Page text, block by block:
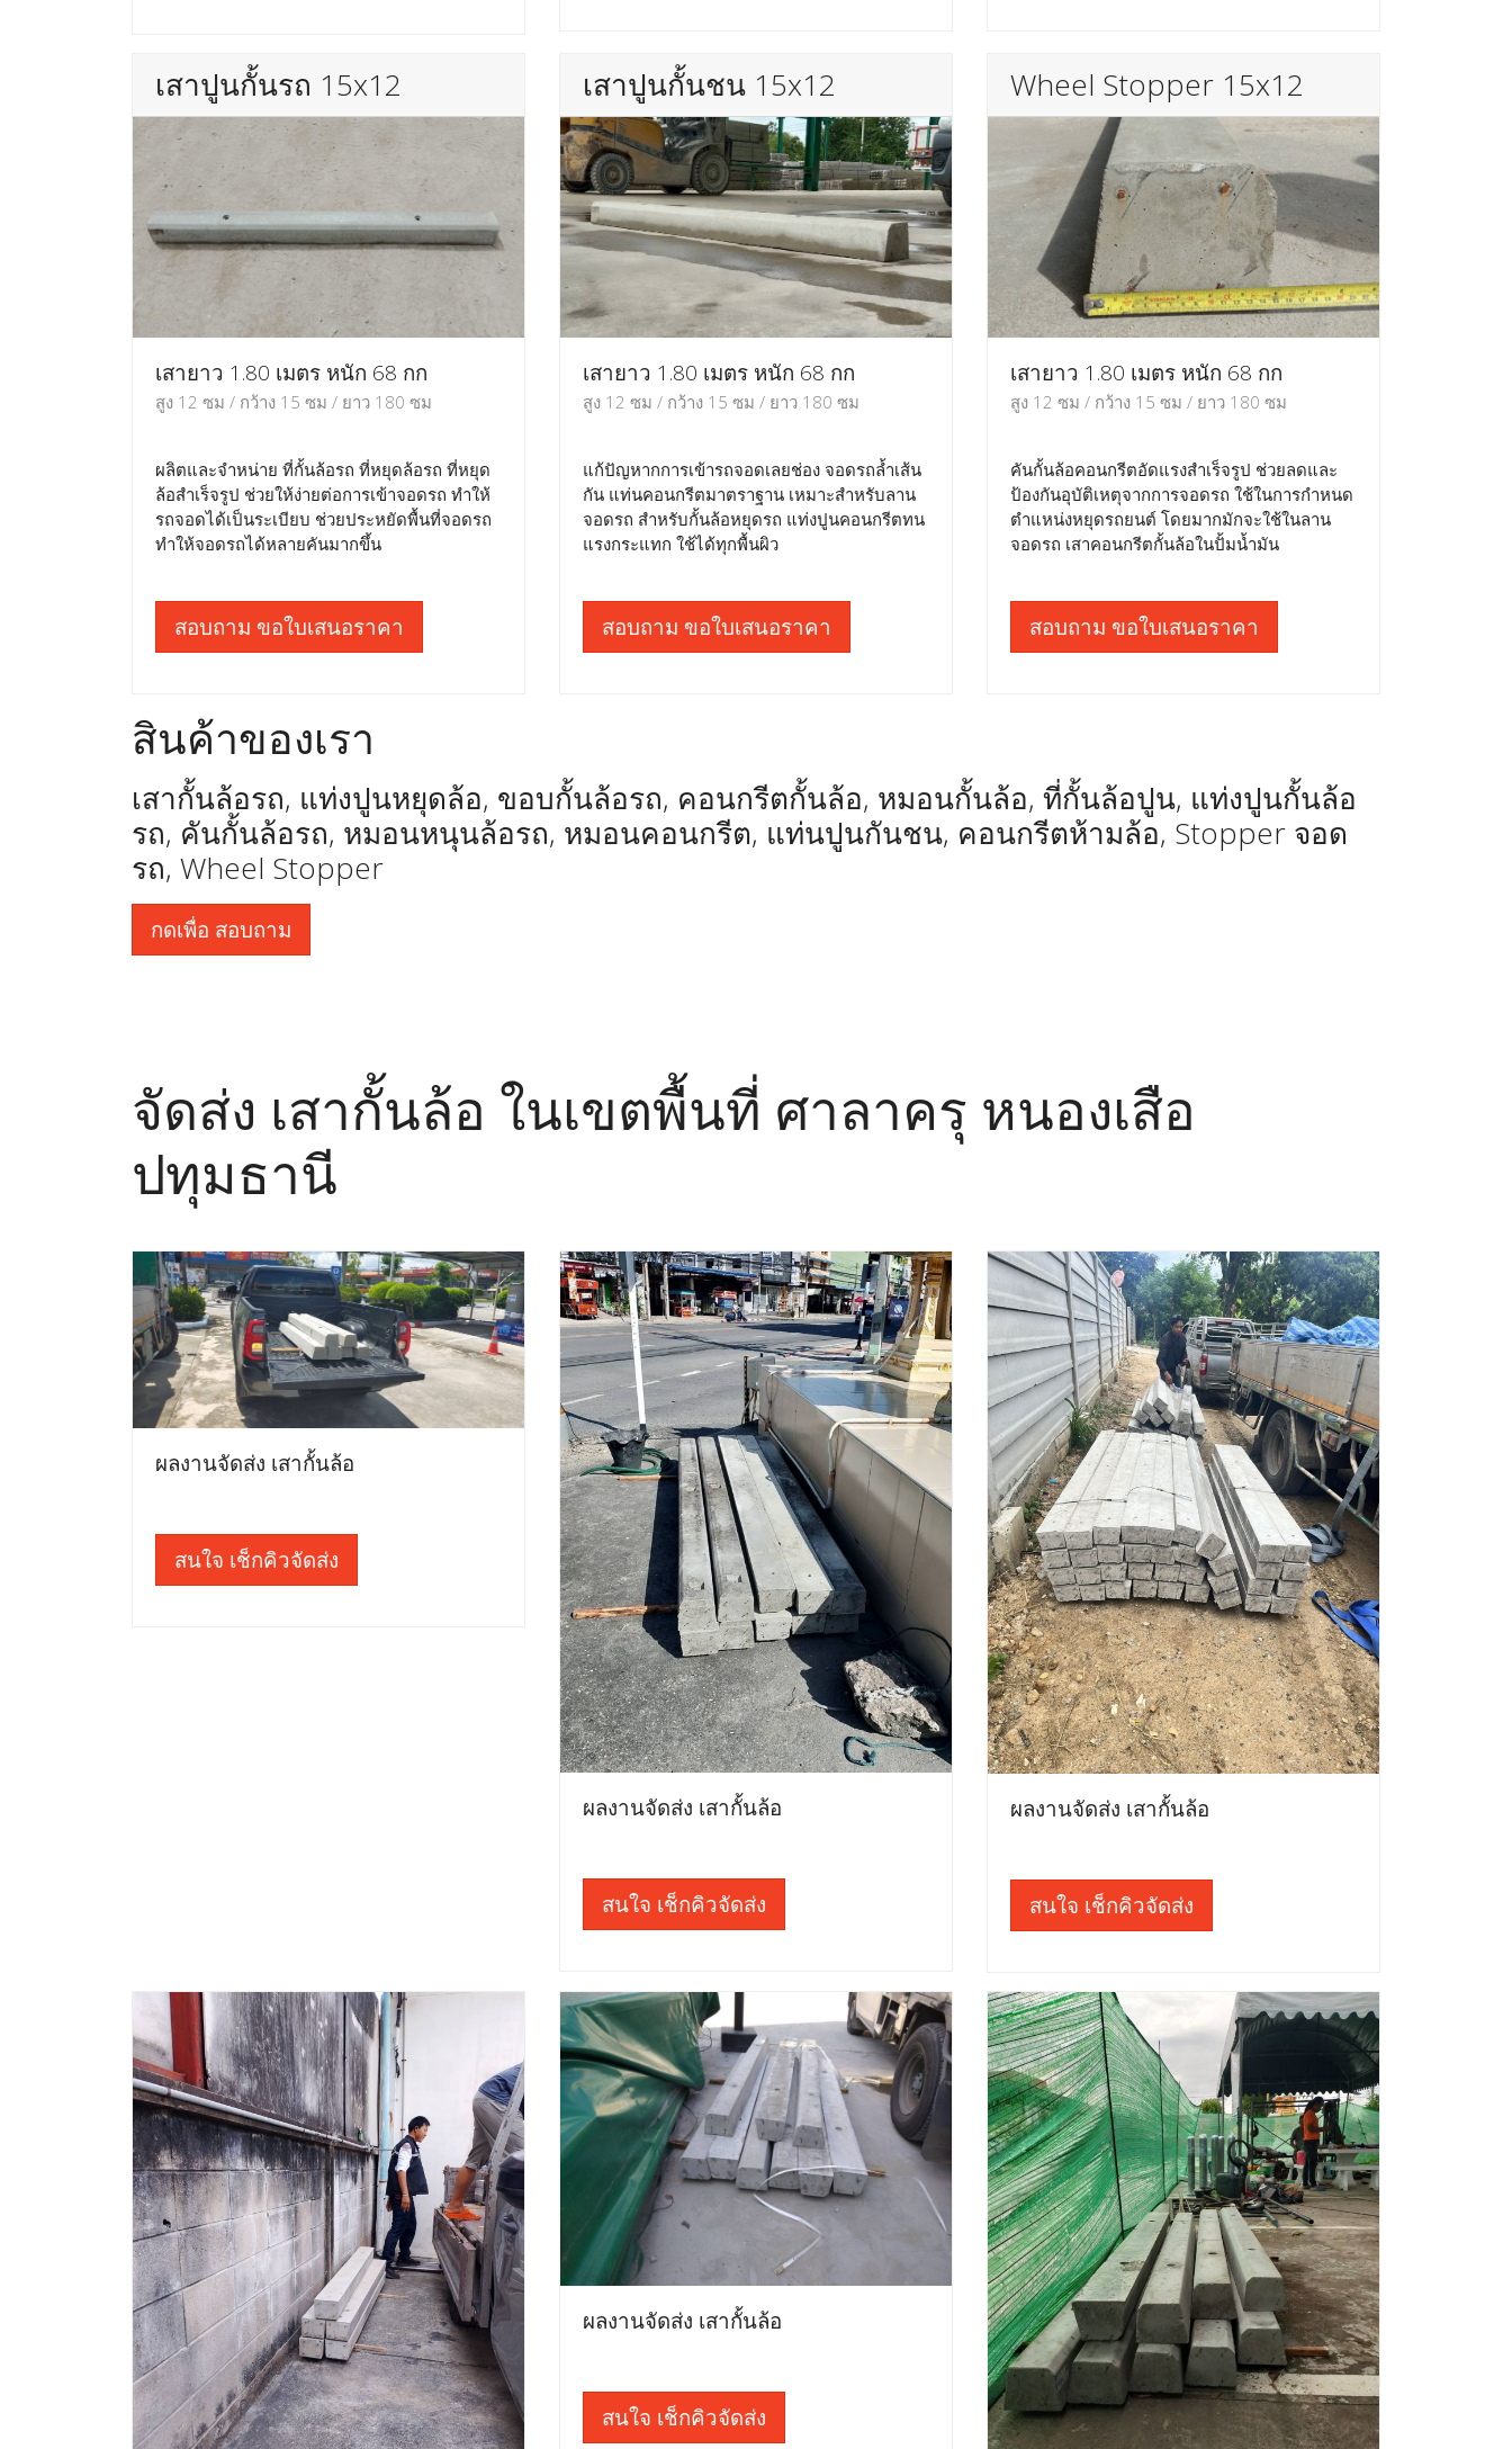
เสาปูนกั้นรถ 15x12
เสายาว 1.80 เมตร หนัก 68 กก
สูง 12 ซม / กว้าง 15 ซม / ยาว 180 ซม
ผลิตและจำหน่าย ที่กั้นล้อรถ ที่หยุดล้อรถ ที่หยุด
ล้อสำเร็จรูป ช่วยให้ง่ายต่อการเข้าจอดรถ ทำให้
รถจอดได้เป็นระเบียบ ช่วยประหยัดพื้นที่จอดรถ
ทำให้จอดรถได้หลายคันมากขึ้น
สอบถาม ขอใบเสนอราคา
เสาปูนกั้นชน 15x12
เสายาว 1.80 เมตร หนัก 68 กก
สูง 12 ซม / กว้าง 15 ซม / ยาว 180 ซม
แก้ปัญหากการเข้ารถจอดเลยช่อง จอดรถล้ำเส้น
กัน แท่นคอนกรีตมาตราฐาน เหมาะสำหรับลาน
จอดรถ สำหรับกั้นล้อหยุดรถ แท่งปูนคอนกรีตทน
แรงกระแทก ใช้ได้ทุกพื้นผิว
สอบถาม ขอใบเสนอราคา
Wheel Stopper 15x12
เสายาว 1.80 เมตร หนัก 68 กก
สูง 12 ซม / กว้าง 15 ซม / ยาว 180 ซม
คันกั้นล้อคอนกรีตอัดแรงสำเร็จรูป ช่วยลดและ
ป้องกันอุบัติเหตุจากการจอดรถ ใช้ในการกำหนด
ตำแหน่งหยุดรถยนต์ โดยมากมักจะใช้ในลาน
จอดรถ เสาคอนกรีตกั้นล้อในปั้มน้ำมัน
สอบถาม ขอใบเสนอราคา
สินค้าของเรา
เสากั้นล้อรถ, แท่งปูนหยุดล้อ, ขอบกั้นล้อรถ, คอนกรีตกั้นล้อ, หมอนกั้นล้อ, ที่กั้นล้อปูน, แท่งปูนกั้นล้อ
รถ, คันกั้นล้อรถ, หมอนหนุนล้อรถ, หมอนคอนกรีต, แท่นปูนกันชน, คอนกรีตห้ามล้อ, Stopper จอด
รถ, Wheel Stopper
กดเพื่อ สอบถาม
จัดส่ง เสากั้นล้อ ในเขตพื้นที่ ศาลาครุ หนองเสือ
ปทุมธานี
ผลงานจัดส่ง เสากั้นล้อ
สนใจ เช็กคิวจัดส่ง
ผลงานจัดส่ง เสากั้นล้อ
สนใจ เช็กคิวจัดส่ง
ผลงานจัดส่ง เสากั้นล้อ
สนใจ เช็กคิวจัดส่ง
ผลงานจัดส่ง เสากั้นล้อ
สนใจ เช็กคิวจัดส่ง